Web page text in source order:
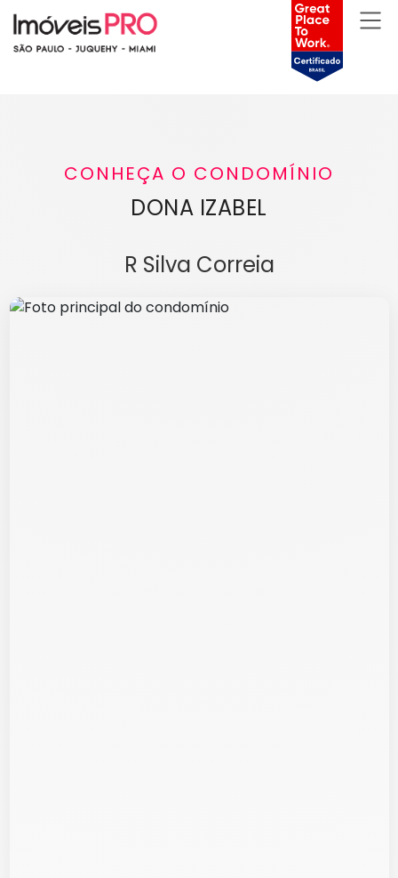
CONHEÇA O CONDOMÍNIO
DONA IZABEL
R Silva Correia